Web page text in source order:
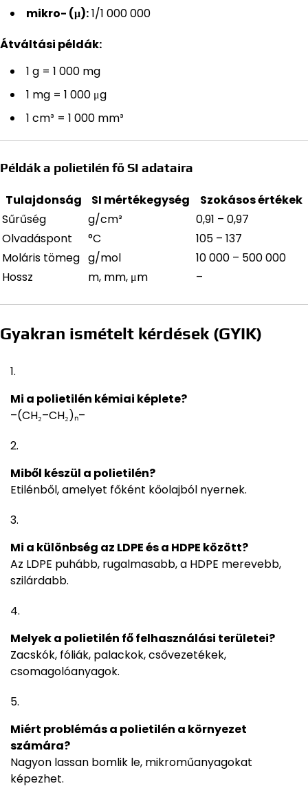
mikro- (μ):1/1 000 000
Átváltási példák:
1 g = 1 000 mg
1 mg = 1 000 μg
1 cm³ = 1 000 mm³
Példák a polietilén fő SI adataira
Tulajdonság SI mértékegység
Szokásos értékek
Sűrűség
g/cm³
0,91 – 0,97
Olvadáspont
°C
105 – 137
Moláris tömeg g/mol
10 000 – 500 000
Hossz
m, mm, μm –
Gyakran ismételt kérdések (GYIK)
Mi a polietilén kémiai képlete?
–(CH₂–CH₂)ₙ–
Miből készül a polietilén?
Etilénből, amelyet főként kőolajból nyernek.
Mi a különbség az LDPE és a HDPE között?
Az LDPE puhább, rugalmasabb, a HDPE merevebb,
szilárdabb.
Melyek a polietilén fő felhasználási területei?
Zacskók, fóliák, palackok, csővezetékek,
csomagolóanyagok.
Miért problémás a polietilén a környezet
számára?
Nagyon lassan bomlik le, mikroműanyagokat
képezhet.